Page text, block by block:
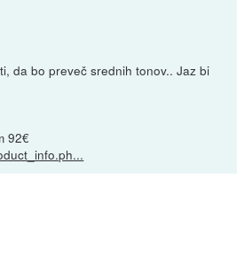
da bo preveč srednih tonov.. Jaz bi
92€